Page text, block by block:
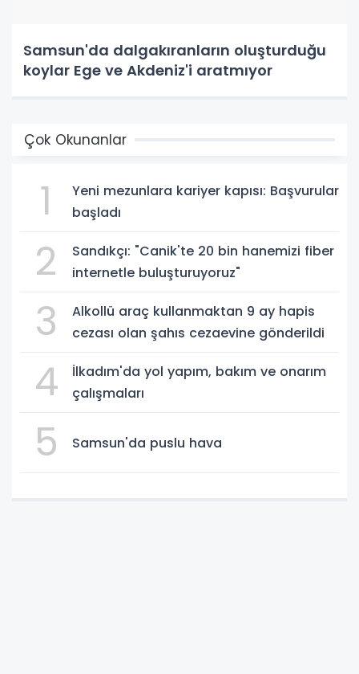
Samsun'da dalgakıranların oluşturduğu
koylar Ege ve Akdeniz'i aratmıyor
Çok Okunanlar
1
Yeni mezunlara kariyer kapısı: Başvurular
başladı
2
Sandıkçı: "Canik'te 20 bin hanemizi fiber
internetle buluşturuyoruz"
3
Alkollü araç kullanmaktan 9 ay hapis
cezası olan şahıs cezaevine gönderildi
4
İlkadım'da yol yapım, bakım ve onarım
çalışmaları
5 Samsun'da puslu hava